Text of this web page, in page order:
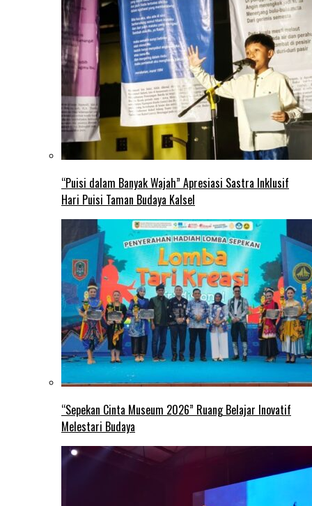
“Puisi dalam Banyak Wajah” Apresiasi Sastra Inklusif
Hari Puisi Taman Budaya Kalsel
“Sepekan Cinta Museum 2026” Ruang Belajar Inovatif
Melestari Budaya